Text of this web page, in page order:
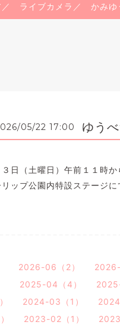
／ ライブカメラ／ かみゆ
05/22 17:00 ゆう
３日（土曜日）午前１１時
ップ公園内特設ステージ
2026-06（2）
2025-04（4）
2024-03（1）
2023-02（1）